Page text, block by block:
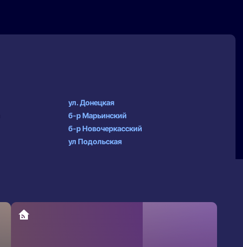
ул. Донецкая
б-р Марьинский
б-р Новочеркасский
ул Подольская